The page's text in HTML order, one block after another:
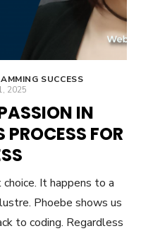
SUCCESS
2025
IN
PROCESS FOR
It happens to a
Phoebe shows us
to coding. Regardless